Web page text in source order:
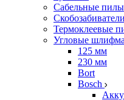
Сабельные пилы
Скобозабиватели
Термоклеевые
Угловые
125 мм
230 мм
Bort
Bosch